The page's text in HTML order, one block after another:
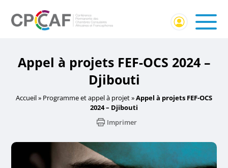
Appel à projets FEF-OCS 2024 –
Djibouti
Accueil» Programme et appel à projet»Appel à projets FEF-OCS
2024 – Djibouti
Imprimer